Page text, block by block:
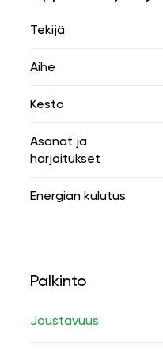
Tekijä
Aihe
Kesto
Asanat ja
harjoitukset
Energian kulutus
Palkinto
Joustavuus